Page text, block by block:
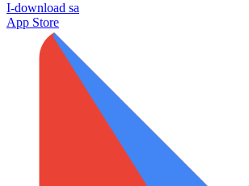
I-download sa
App Store